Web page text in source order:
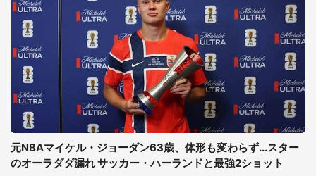
元NBAマイケル・ジョーダン63歳、体形も変わらず...スター
のオーラダダ漏れ サッカー・ハーランドと最強2ショット